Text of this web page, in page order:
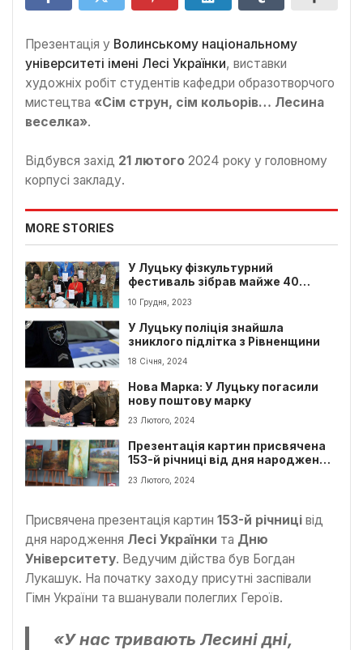
Презентація у Волинському національному
університеті імені Лесі Українки, виставки
художніх робіт студентів кафедри образотворчого
мистецтва «Сім струн, сім кольорів… Лесина
веселка».
Відбувся захід 21 лютого 2024 року у головному
корпусі закладу.
MORE STORIES
У Луцьку фізкультурний
фестиваль зібрав майже 40
військових
10 Грудня, 2023
У Луцьку поліція знайшла
зниклого підлітка з Рівненщини
18 Січня, 2024
Нова Марка: У Луцьку погасили
нову поштову марку
23 Лютого, 2024
Презентація картин присвячена
153-й річниці від дня народження
Лесі Українки на Волині
23 Лютого, 2024
Присвячена презентація картин 153-й річниці від
дня народження Лесі Українки та Дню
Університету. Ведучим дійства був Богдан
Лукашук. На початку заходу присутні заспівали
Гімн України та вшанували полеглих Героїв.
«У нас тривають Лесині дні,